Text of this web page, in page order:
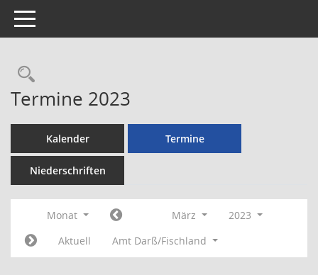
Toggle navigation
Rechercheauswahl
Termine 2023
Kalender Termine
Niederschriften
Monat März
2023
Aktuell
Amt Darß/Fischland